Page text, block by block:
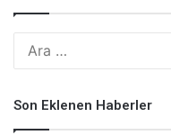
Son Eklenen Haberler